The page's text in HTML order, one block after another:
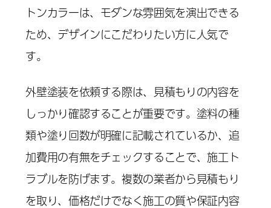
トンカラーは、モダンな雰囲気を演出できる
ため、デザインにこだわりたい方に人気で
す。
外壁塗装を依頼する際は、見積もりの内容を
しっかり確認することが重要です。塗料の種
類や塗り回数が明確に記載されているか、追
加費用の有無をチェックすることで、施工ト
ラブルを防げます。複数の業者から見積もり
を取り、価格だけでなく施工の質や保証内容